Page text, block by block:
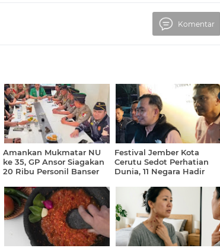
Komentar
Amankan Mukmatar NU
ke 35, GP Ansor Siagakan
20 Ribu Personil Banser
Festival Jember Kota
Cerutu Sedot Perhatian
Dunia, 11 Negara Hadir